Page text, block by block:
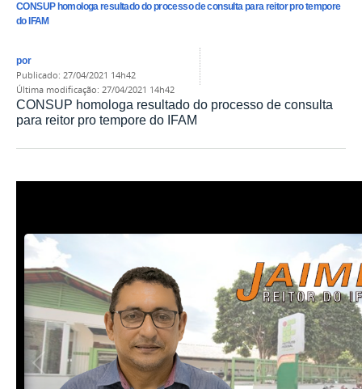
CONSUP homologa resultado do processo de consulta para reitor pro tempore
do IFAM
por
publicado: 27/04/2021 14h42
última modificação: 27/04/2021 14h42
CONSUP homologa resultado do processo de consulta
para reitor pro tempore do IFAM